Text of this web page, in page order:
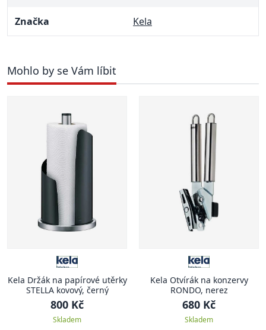
Značka Kela
Mohlo by se Vám líbit
Kela Držák na papírové utěrky
STELLA kovový, černý
800 Kč
Skladem
Kela Otvírák na konzervy
RONDO, nerez
680 Kč
Skladem